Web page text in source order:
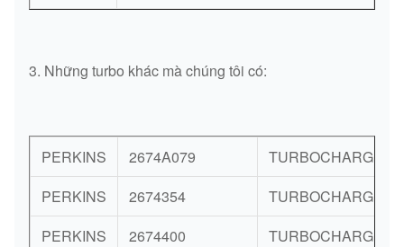
3. Những turbo khác mà chúng tôi có:
PERKINS 2674A079
TURBOCHARGER
PERKINS
2674354
TURBOCHARGER
PERKINS
2674400
TURBOCHARGER